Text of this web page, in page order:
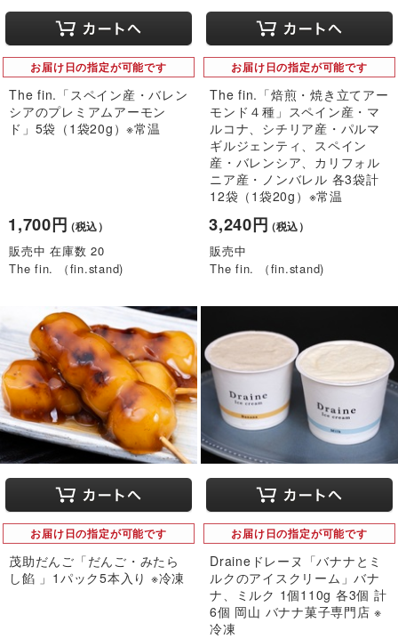
お届け日の指定が可能です
The fin.「スペイン産・バレン
シアのプレミアムアーモン
ド」5袋（1袋20g）※常温
1,700円（税込）
販売中 在庫数 20
The fin. （fin.stand)
お届け日の指定が可能です
The fin.「焙煎・焼き立てアー
モンド４種」スペイン産・マ
ルコナ、シチリア産・パルマ
ギルジェンティ、スペイン
産・バレンシア、カリフォル
ニア産・ノンバレル 各3袋計
12袋（1袋20g）※常温
3,240円（税込）
販売中
The fin. （fin.stand)
お届け日の指定が可能です
茂助だんご「だんご・みたら
し餡 」1パック5本入り ※冷凍
お届け日の指定が可能です
Draineドレーヌ「バナナとミ
ルクのアイスクリーム」バナ
ナ、ミルク 1個110g 各3個 計
6個 岡山 バナナ菓子専門店 ※
冷凍